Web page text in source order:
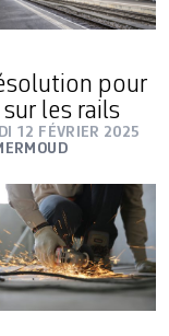
pour
les rails
12 FÉVRIER 2025